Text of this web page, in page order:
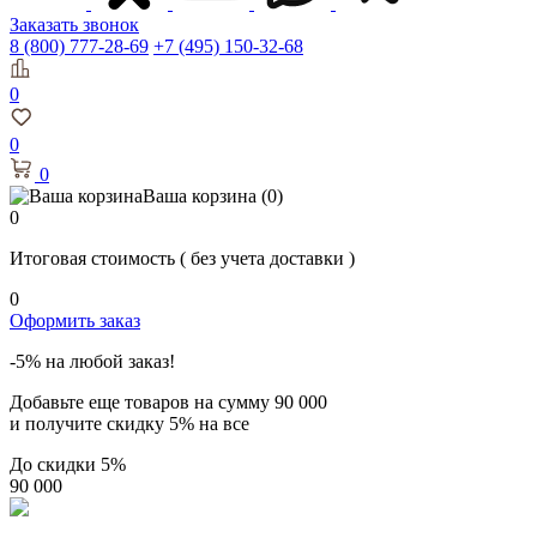
Заказать звонок
8 (800) 777-28-69 +7 (495) 150-32-68
0
0
0
Ваша корзина (0)
0
Итоговая стоимость ( без учета доставки )
0
Оформить заказ
-5% на любой заказ!
Добавьте еще товаров на сумму 90 000
и получите скидку 5% на все
До скидки 5%
90 000